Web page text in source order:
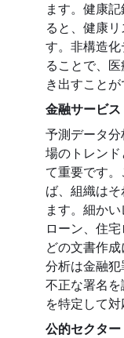
ます。健康
ると、健康
す。非構造
ることで、
き出すことが
金融サービス
予測データ分
場のトレン
て重要です
ば、組織は
ます。細か
ローン、住
どの文書作
分析は金融犯
不正な署名
を特定して対
公的セクター